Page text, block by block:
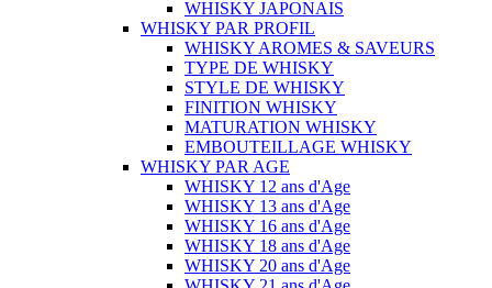
WHISKY JAPONAIS
WHISKY PAR PROFIL
WHISKY AROMES & SAVEURS
TYPE DE WHISKY
STYLE DE WHISKY
FINITION WHISKY
MATURATION WHISKY
EMBOUTEILLAGE WHISKY
WHISKY PAR AGE
WHISKY 12 ans d'Age
WHISKY 13 ans d'Age
WHISKY 16 ans d'Age
WHISKY 18 ans d'Age
WHISKY 20 ans d'Age